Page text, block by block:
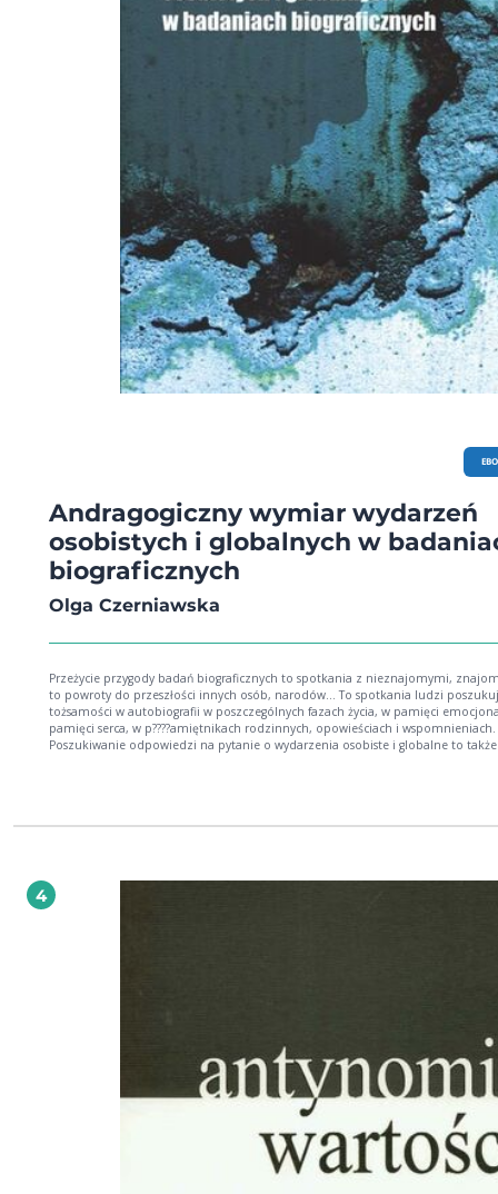
Andragogiczny wymiar wydarzeń
osobistych i globalnych w
biograficznych
Olga Czerniawska
Przeżycie przygody badań biograficznych to spotkania z nieznajomymi,
to powroty do przeszłości innych osób, narodów... To spotkania ludzi
tożsamości w autobiografii w poszczególnych fazach życia, w pamięci
pamięci serca, w p????amiętnikach rodzinnych, opowieściach i wspomnieniach.
Poszukiwanie odpowiedzi na pytanie o wydarzenia osobiste i globalne to także
4